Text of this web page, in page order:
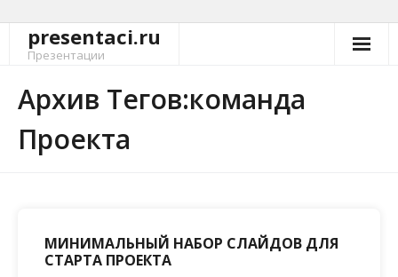
Перейтиpresentaci.ru
Презентации
Архив Тегов:команда
Проекта
МИНИМАЛЬНЫЙ НАБОР СЛАЙДОВ ДЛЯ
СТАРТА ПРОЕКТА